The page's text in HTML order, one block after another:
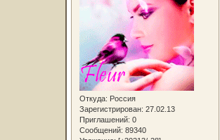
Откуда: Россия
Зарегистрирован: 27.02.13
Приглашений: 0
Сообщений: 89340